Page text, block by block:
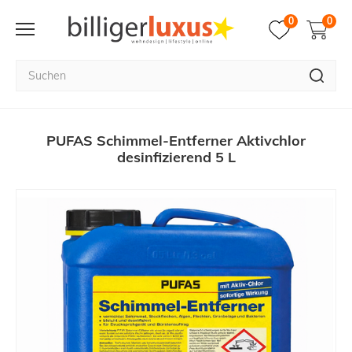
0 0
PUFAS Schimmel-Entferner Aktivchlor
desinfizierend 5 L